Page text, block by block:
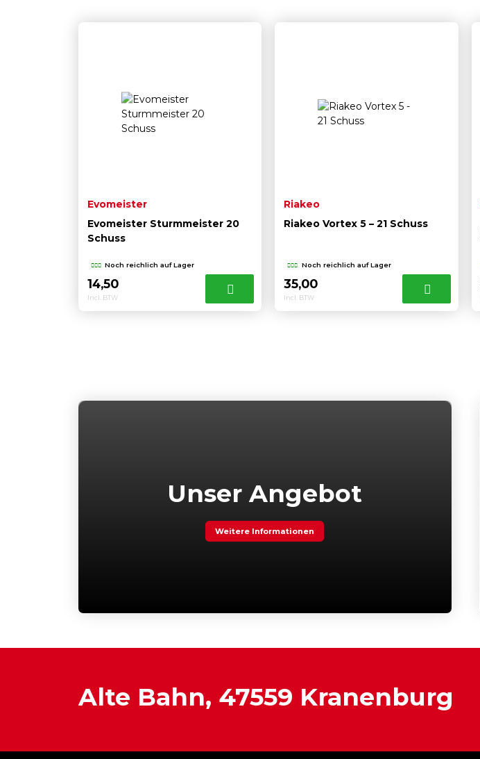
Evomeister
Evomeister Sturmmeister 20
Schuss
Noch reichlich auf Lager
14,50
Incl. BTW
Riakeo
Riakeo Vortex 5 – 21 Schuss
Noch reichlich auf Lager
35,00
Incl. BTW
Unser Angebot
Weitere Informationen
Alte Bahn, 47559 Kranenburg